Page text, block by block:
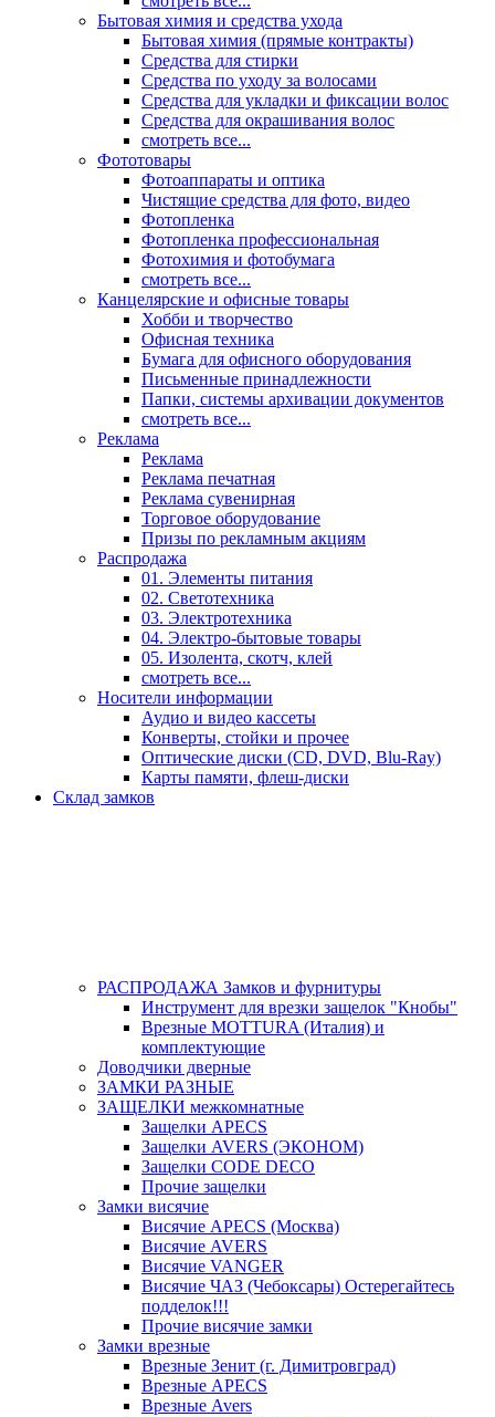
Бытовая химия и средства ухода
Бытовая химия (прямые контракты)
Средства для стирки
Средства по уходу за волосами
Средства для укладки и фиксации волос
Средства для окрашивания волос
смотреть все...
Фототовары
Фотоаппараты и оптика
Чистящие средства для фото, видео
Фотопленка
Фотопленка профессиональная
Фотохимия и фотобумага
смотреть все...
Канцелярские и офисные товары
Хобби и творчество
Офисная техника
Бумага для офисного оборудования
Письменные принадлежности
Папки, системы архивации документов
смотреть все...
Реклама
Реклама
Реклама печатная
Реклама сувенирная
Торговое оборудование
Призы по рекламным акциям
Распродажа
01. Элементы питания
02. Светотехника
03. Электротехника
04. Электро-бытовые товары
05. Изолента, скотч, клей
смотреть все...
Носители информации
Аудио и видео кассеты
Конверты, стойки и прочее
Оптические диски (CD, DVD, Blu-Ray)
Карты памяти, флеш-диски
Склад замков
РАСПРОДАЖА Замков и фурнитуры
Инструмент для врезки защелок "Кнобы"
Врезные MOTTURA (Италия) и
комплектующие
Доводчики дверные
ЗАМКИ РАЗНЫЕ
ЗАЩЕЛКИ межкомнатные
Защелки APECS
Защелки AVERS (ЭКОНОМ)
Защелки CODE DECO
Прочие защелки
Замки висячие
Висячие APECS (Москва)
Висячие AVERS
Висячие VANGER
Висячие ЧАЗ (Чебоксары) Остерегайтесь
подделок!!!
Прочие висячие замки
Замки врезные
Врезные Зенит (г. Димитровград)
Врезные APECS
Врезные Avers